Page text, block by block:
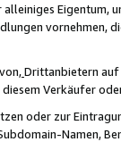
alleiniges
vornehmen,
Drittanbietern auf
Verkäufer
oder zur
Namen,